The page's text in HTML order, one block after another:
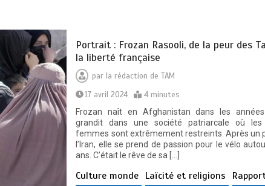
Portrait : Frozan Rasooli, de la peur des
la liberté française
parla rédaction de TAM
17 avril 2024
4 minutes
Frozan naît en Afghanistan dans les
grandit dans une société patriarcale où
femmes sont extrêmement restreints. Après un
l’Iran, elle se prend de passion pour le vélo
ans. C’était le rêve de sa […]
Culture monde Laïcité et religions